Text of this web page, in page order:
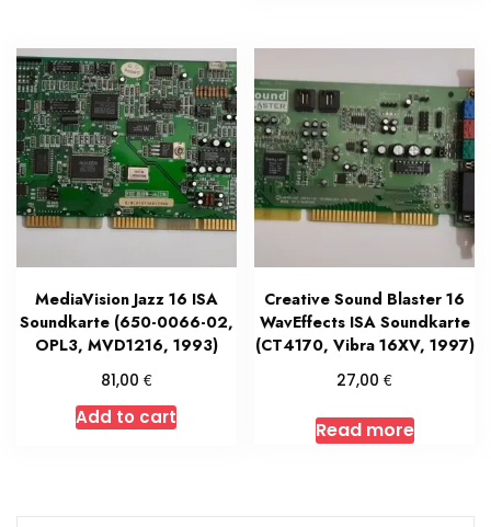
MediaVision Jazz 16 ISA
Soundkarte (650-0066-02,
OPL3, MVD1216, 1993)
81,00 €
Add to cart
Creative Sound Blaster 16
WavEffects ISA Soundkarte
(CT4170, Vibra 16XV, 1997)
27,00€
Read more